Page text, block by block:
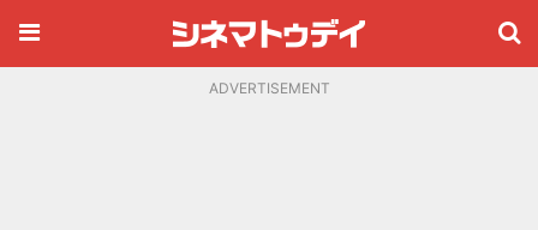
ADVERTISEMENT